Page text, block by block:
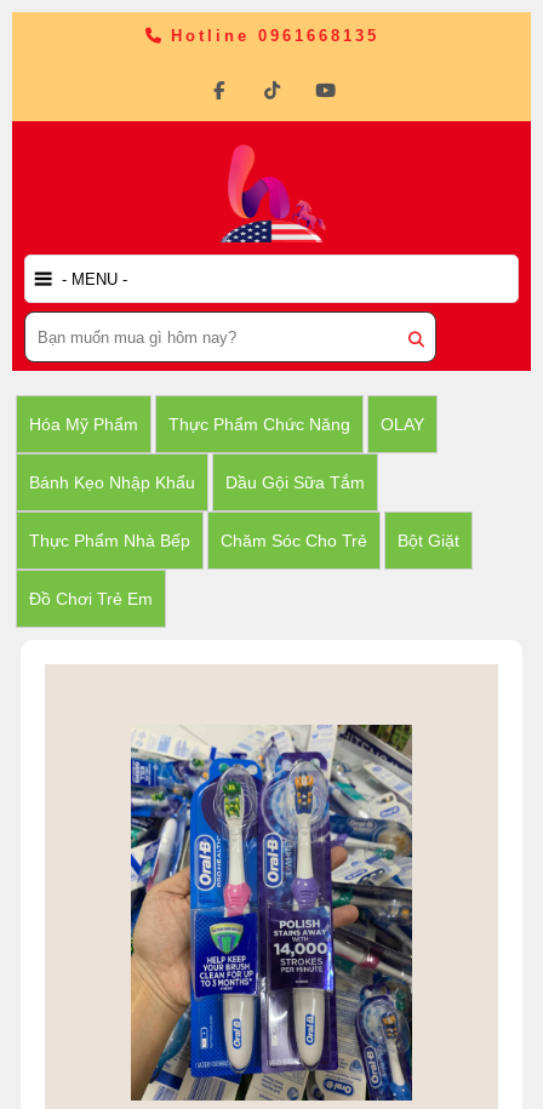
Hotline 0961668135
Hóa Mỹ Phẩm Thực Phẩm Chức Năng OLAY
Bánh Kẹo Nhập Khẩu Dầu Gội Sữa Tắm
Thực Phẩm Nhà Bếp Chăm Sóc Cho Trẻ Bột Giặt
Đồ Chơi Trẻ Em